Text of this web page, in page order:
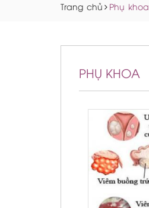
Trang chủ Phụ khoa
PHỤ KHOA